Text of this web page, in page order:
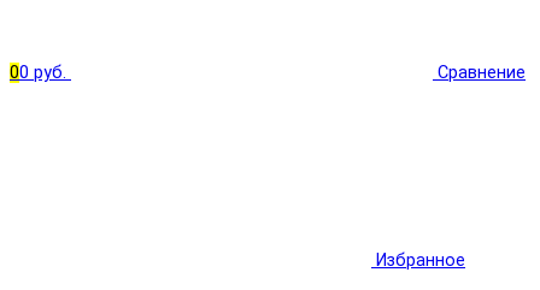
00 руб. Сравнение
Избранное